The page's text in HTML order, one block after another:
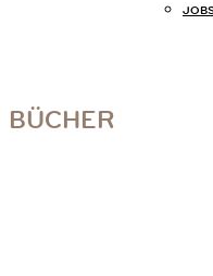
DATENSCHUTZ
BÜCHER